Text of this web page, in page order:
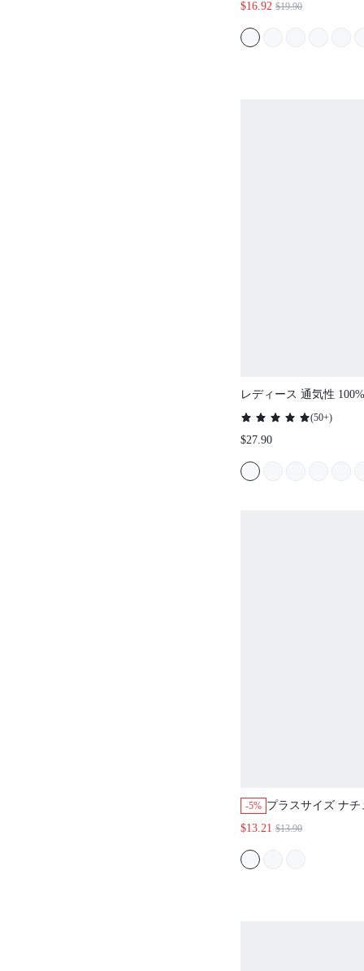
ャツ向け エアリ
ベーシック ブル
$16.92 $19.90
レディース 通気性
ブルーレース エレガン
ダルインナー 半袖ボタ
＆パンツ エアリーラウ
マセット
(50+)
$27.90
-5% プラスサイズ ナ
ス ライトピンク
ザイン スリープ
フィット 通気性
$13.21 $13.90